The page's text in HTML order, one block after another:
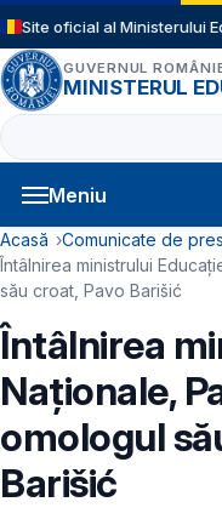
Sari la conținutul principal
Site oficial al Ministerului
GUVERNUL
MINISTERUL
Caută
Meniu
Navigație
Cale de
Acasă
Comunicate de
Întâlnirea ministrului
său croat, Pavo Barišić
Întâlnirea
Naționale,
omologul
Barišić